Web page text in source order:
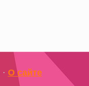
· О сайте